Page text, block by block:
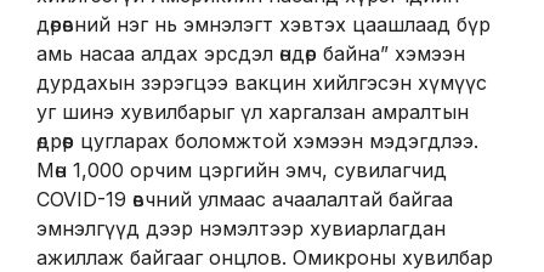
дөрөвний нэг нь эмнэлэгт хэвтэх цаашлаад бүр
амь насаа алдах эрсдэл өндөр байна” хэмээн
дурдахын зэрэгцээ вакцин хийлгэсэн хүмүүс
уг шинэ хувилбарыг үл харгалзан амралтын
өдрөөр цугларах боломжтой хэмээн мэдэгдлээ.
Мөн 1,000 орчим цэргийн эмч, сувилагчид
COVID-19 өвчний улмаас ачаалалтай байгаа
эмнэлгүүд дээр нэмэлтээр хувиарлагдан
ажиллаж байгааг онцлов. Омикроны хувилбар